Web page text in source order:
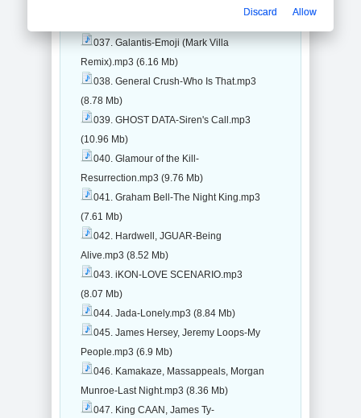
037. Galantis-Emoji (Mark Villa
Remix).mp3 (6.16 Mb)
038. General Crush-Who Is That.mp3
(8.78 Mb)
039. GHOST DATA-Siren's Call.mp3
(10.96 Mb)
040. Glamour of the Kill-
Resurrection.mp3 (9.76 Mb)
041. Graham Bell-The Night King.mp3
(7.61 Mb)
042. Hardwell, JGUAR-Being
Alive.mp3 (8.52 Mb)
043. iKON-LOVE SCENARIO.mp3
(8.07 Mb)
044. Jada-Lonely.mp3 (8.84 Mb)
045. James Hersey, Jeremy Loops-My
People.mp3 (6.9 Mb)
046. Kamakaze, Massappeals, Morgan
Munroe-Last Night.mp3 (8.36 Mb)
047. King CAAN, James Ty-
Discard Allow